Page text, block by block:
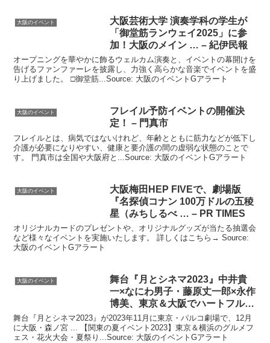
大阪のイベント 大阪芸術大学 演奏学科の学生が
「御堂筋ランウェイ2025」に参
加！ 大阪のメイン … – 紀伊民報
オープニングを華やかに飾るウェルカム演奏と、イベントの幕開けを
告げるファンファーレを披露し、力強く高らかな音楽でイベントを盛
り上げました。 □御堂筋...Source: 大阪のイベントGアラート
大阪のイベント フレイル予防イベントの開催決
定！ – 門真市
フレイルとは、病気ではないけれど、年齢とともに筋力などが低下し
介護が必要になりやすい、健康と要介護の間の虚弱な状態のことで
す。 門真市は全国や大阪府と...Source: 大阪のイベントGアラート
大阪のイベント 大阪梅田HEP FIVEで、劇場版
『名探偵コナン 100万ドルの五稜
星（みちしるべ … – PR TIMES
オリジナルカードのプレゼントや、オリジナルグッズが当たる抽選会
など様々なイベントを実施いたします。 詳しくはこちら→ Source:
大阪のイベントGアラート
大阪のイベント
舞台『月とシネマ2023』中井貴
一×なにわ男子・藤原丈一郎×永作
博美、東京＆大阪でハートフル
…
舞台『月とシネマ2023』が2023年11月に東京・パルコ劇場で、12月
に大阪・森ノ宮 ... 【関東の夏イベント2023】東京＆横浜のグルメフ
ェス・花火大会・夏祭り...Source: 大阪のイベントGアラート